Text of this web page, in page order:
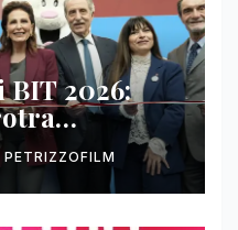
2026:
e business
PETRIZZOFILM